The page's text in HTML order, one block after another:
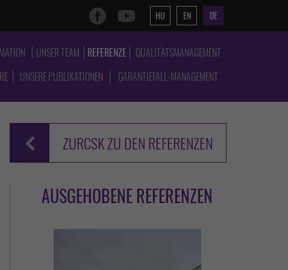
HU EN DE
UNSER TEAM REFERENZE
QUALITÄTSMANAGEMENT
UNSERE PUBLIKATIONEN GARANTIEFALL-MANAGEMENT
ZURCSK ZU DEN REFERENZEN
AUSGEHOBENE REFERENZEN